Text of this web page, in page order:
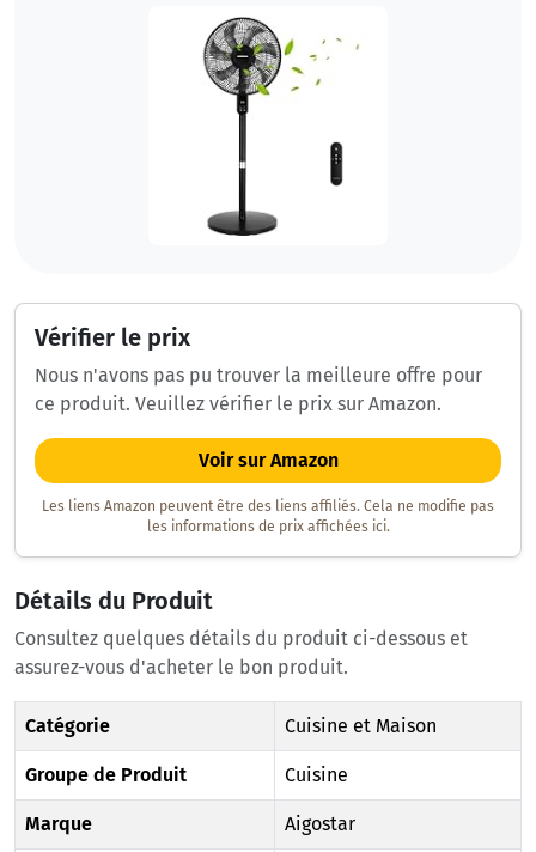
Vérifier le prix
Nous n'avons pas pu trouver la meilleure offre pour
ce produit. Veuillez vérifier le prix sur Amazon.
Voir sur Amazon
Les liens Amazon peuvent être des liens affiliés. Cela ne modifie pas
les informations de prix affichées ici.
Détails du Produit
Consultez quelques détails du produit ci-dessous et
assurez-vous d'acheter le bon produit.
Catégorie Cuisine et Maison
Groupe de Produit Cuisine
Marque Aigostar